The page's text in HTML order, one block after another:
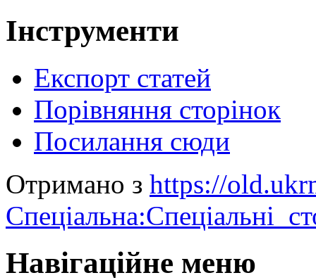
Інструменти
Експорт статей
Порівняння сторінок
Посилання сюди
Отримано з https://
Навігаційне меню